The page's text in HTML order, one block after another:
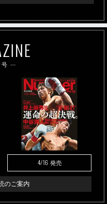
号
4/16 発売
のご案内